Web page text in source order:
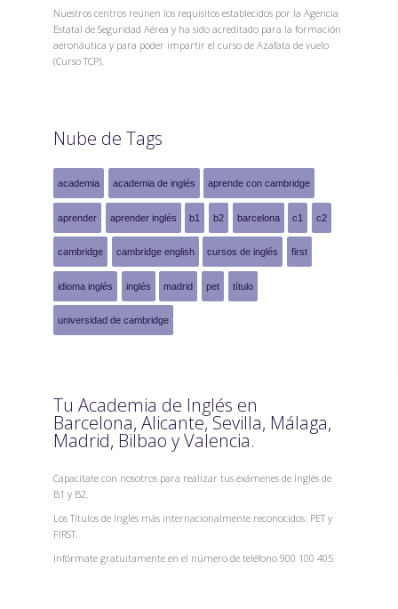
Nuestros centros reúnen los requisitos establecidos por la Agencia
Estatal de Seguridad Aérea y ha sido acreditado para la formación
aeronáutica y para poder impartir el curso de Azafata de vuelo
(Curso TCP).
Nube de Tags
academia academia de inglés aprende con cambridge
aprender aprender inglés b1 b2 barcelona c1 c2
cambridge cambridge english cursos de inglés first
idioma inglés inglés madrid pet título
universidad de cambridge
Tu Academia de Inglés en
Barcelona, Alicante, Sevilla, Málaga,
Madrid, Bilbao y Valencia.
Capacítate con nosotros para realizar tus exámenes de Inglés de
B1 y B2.
Los Títulos de Inglés más internacionalmente reconocidos: PET y
FIRST.
Infórmate gratuitamente en el número de teléfono 900 100 405